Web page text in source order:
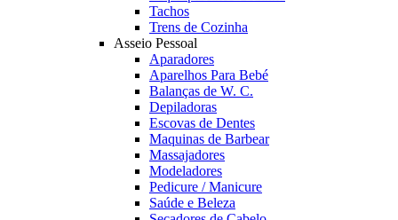
Tachos
Trens de Cozinha
Asseio Pessoal
Aparadores
Aparelhos Para Bebé
Balanças de W. C.
Depiladoras
Escovas de Dentes
Maquinas de Barbear
Massajadores
Modeladores
Pedicure / Manicure
Saúde e Beleza